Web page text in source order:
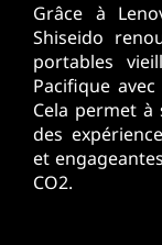
Grâce à
Shiseido
portables
Pacifique
Cela permet
des
et
CO2.